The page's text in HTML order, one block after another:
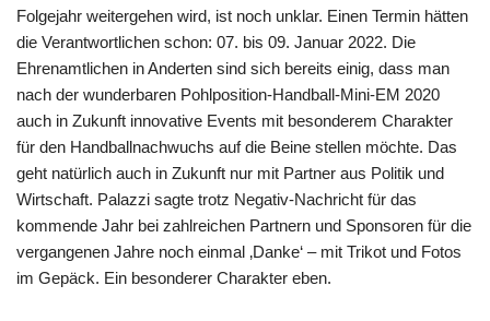
Folgejahr weitergehen wird, ist noch unklar. Einen Termin hätten
die Verantwortlichen schon: 07. bis 09. Januar 2022. Die
Ehrenamtlichen in Anderten sind sich bereits einig, dass man
nach der wunderbaren Pohlposition-Handball-Mini-EM 2020
auch in Zukunft innovative Events mit besonderem Charakter
für den Handballnachwuchs auf die Beine stellen möchte. Das
geht natürlich auch in Zukunft nur mit Partner aus Politik und
Wirtschaft. Palazzi sagte trotz Negativ-Nachricht für das
kommende Jahr bei zahlreichen Partnern und Sponsoren für die
vergangenen Jahre noch einmal ‚Danke‘ – mit Trikot und Fotos
im Gepäck. Ein besonderer Charakter eben.